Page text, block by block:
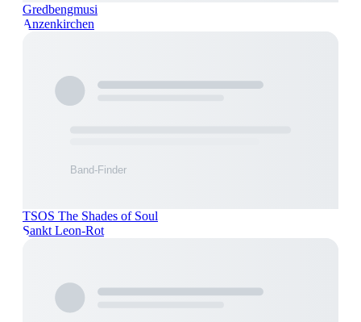
Gredbengmusi
Anzenkirchen
TSOS The Shades of Soul
Sankt Leon-Rot